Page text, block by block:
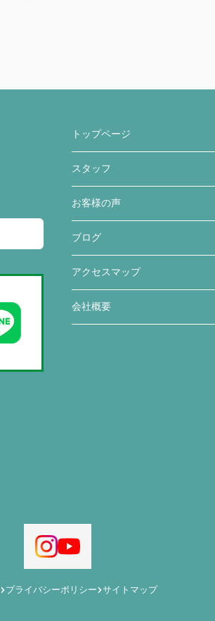
トップページ
スタッフ
お客様の声
ブログ
アクセスマップ
会社概要
プライバシーポリシー サイトマップ